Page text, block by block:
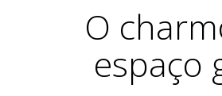
O
espaço